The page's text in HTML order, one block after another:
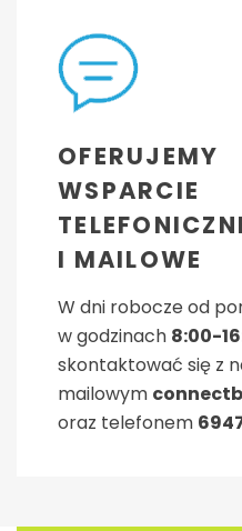
OFERUJEMY
WSPARCIE
I MAILOWE
W dni robocze od
w godzinach 8:00-
skontaktować się z
mailowym
oraz telefonem